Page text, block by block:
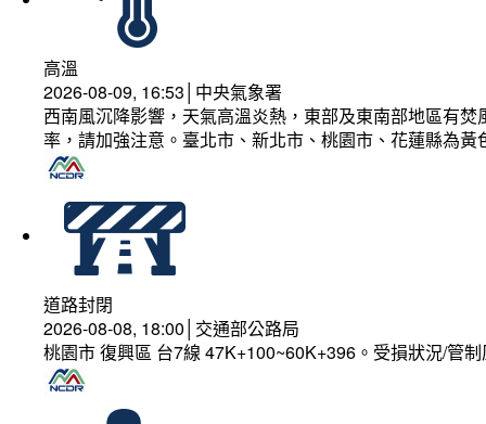
高溫
2026-08-09, 16:53│中央氣象署
西南風沉降影響，天氣高溫炎熱，東部及東南部地區有
率，請加強注意。臺北市、新北市、桃園市、花蓮縣為
道路封閉
2026-08-08, 18:00│交通部公路局
桃園市 復興區 台7線 47K+100~60K+396。受損狀況/管